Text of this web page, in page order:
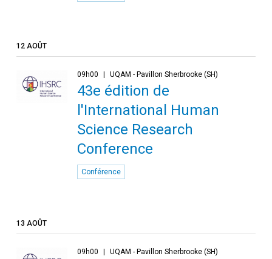
12 AOÛT
09h00 UQAM - Pavillon Sherbrooke (SH)
43e édition de
l'International Human
Science Research
Conference
Conférence
13 AOÛT
09h00 UQAM - Pavillon Sherbrooke (SH)